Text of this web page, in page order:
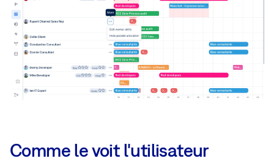
Comme le voit l'utilisateur